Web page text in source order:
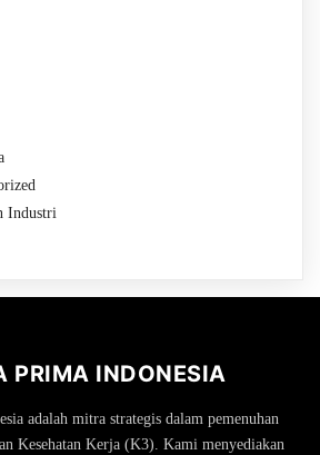
Industri
PRIMA INDONESIA
adalah mitra strategis dalam pemenuhan
Kesehatan Kerja (K3). Kami menyediakan